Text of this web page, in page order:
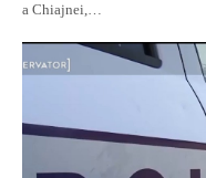
a Chiajnei,…